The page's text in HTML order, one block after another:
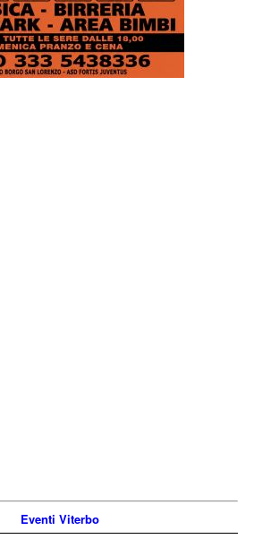
Eventi Viterbo